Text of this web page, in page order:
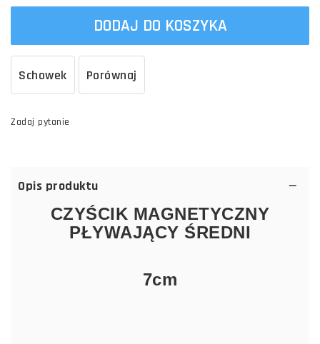
DODAJ DO KOSZYKA
Schowek Porównaj
Zadaj pytanie
Opis produktu
CZYŚCIK MAGNETYCZNY
PŁYWAJĄCY ŚREDNI
7cm